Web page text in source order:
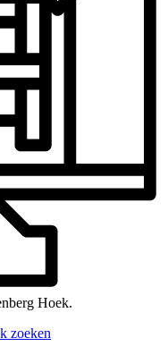
Hoek.
zoeken